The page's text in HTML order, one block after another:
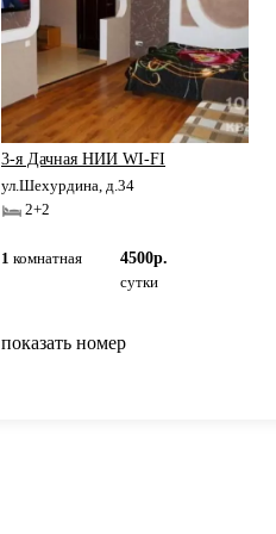
3-я Дачная НИИ WI-FI
ул.Шехурдина, д.34
2+2
1 комнатная
4500р.
сутки
показать номер